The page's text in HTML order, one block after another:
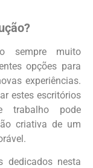
sempre muito
opções para
experiências.
estes escritórios
trabalho pode
criativa de um
dedicados nesta